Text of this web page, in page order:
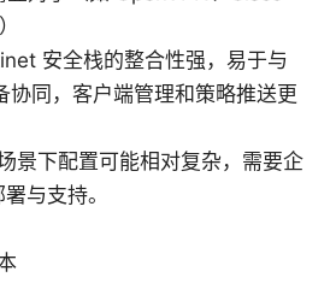
安全栈的整合性强，易于与
协同，客户端管理和策略推送更
景下配置可能相对复杂，需要企
与支持。